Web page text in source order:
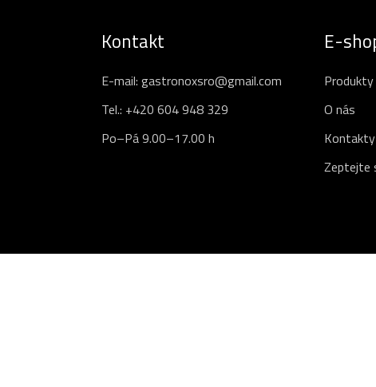
Kontakt
E-mail: gastronoxsro@gmail.com
Tel.: +420 604 948 329
Po–Pá 9.00–17.00 h
E-
Produkty
O nás
Kontakty
Zeptejte